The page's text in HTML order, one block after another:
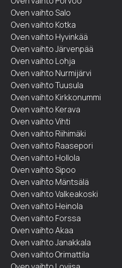
Oven vaihto Salo
Oven vaihto Kotka
Oven vaihto Hyvinkää
Oven vaihto Järvenpää
Oven vaihto Lohja
Oven vaihto Nurmijärvi
Oven vaihto Tuusula
Oven vaihto Kirkkonummi
Oven vaihto Kerava
Oven vaihto Vihti
Oven vaihto Riihimäki
Oven vaihto Raasepori
Oven vaihto Hollola
Oven vaihto Sipoo
Oven vaihto Mäntsälä
Oven vaihto Valkeakoski
Oven vaihto Heinola
Oven vaihto Forssa
Oven vaihto Akaa
Oven vaihto Janakkala
Oven vaihto Orimattila